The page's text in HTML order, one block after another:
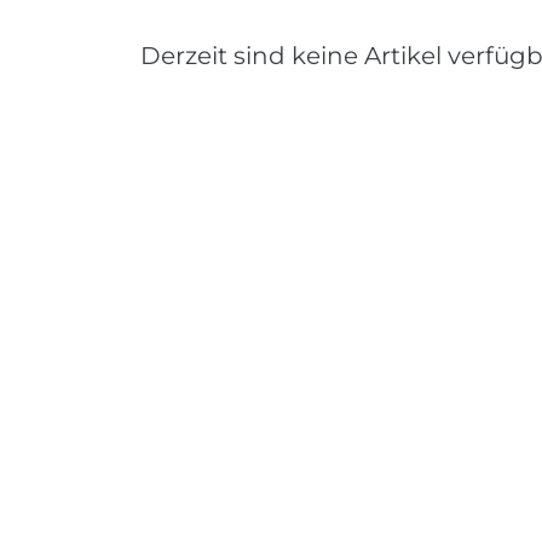
Derzeit sind keine Artikel